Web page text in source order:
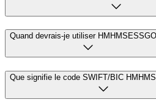
Quand devrais-je utiliser
Que signifie le code SWIFT/BIC